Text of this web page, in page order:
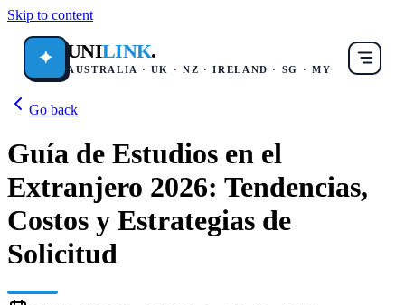
Skip to content
✦ UNILINK.
AUSTRALIA · UK · NZ · IRELAND · SG · MY
Go back
Guía de Estudios en el
Extranjero 2026: Tendencias,
Costos y Estrategias de
Solicitud